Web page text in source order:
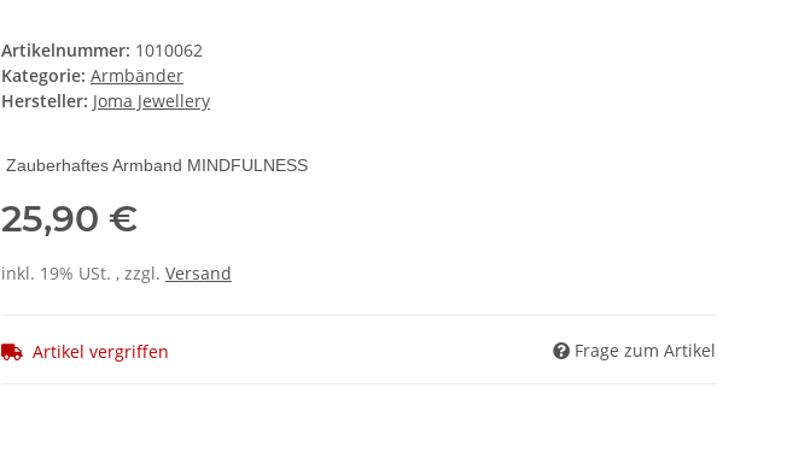
Artikelnummer: 1010062
Kategorie: Armbänder
Hersteller: Joma Jewellery
Zauberhaftes Armband MINDFULNESS
25,90 €
inkl. 19% USt. , zzgl. Versand
Artikel vergriffen Frage zum Artikel